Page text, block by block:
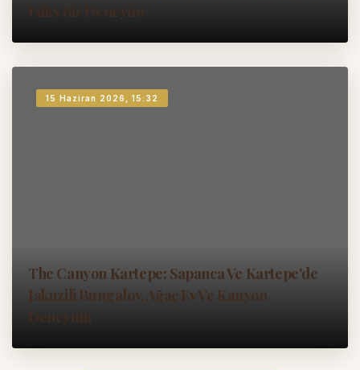
Lüks Bir Deneyim
15 Haziran 2026, 15:32
The Canyon Kartepe: Sapanca Ve Kartepe'de
Jakuzili Bungalov, Ağaç Ev Ve Kanyon
Deneyimi